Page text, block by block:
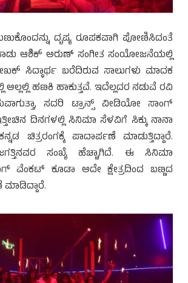
ದೃಷ್ಯ ರೂಪಕವಾಗಿ ಪೋಣಿಸಿದಂತೆ
ಆಶಿಕ್ ಅರುಣ್ ಸಂಗೀತ ಸಂಯೋಜನೆಯಲ್ಲಿ
ಸಿದ್ಧಾರ್ಥ ಬರೆದಿರುವ ಸಾಲುಗಳು ಮಾದಕ
ಹಣಕಿ ಹಾಕುತ್ತವೆ. ಇದೆಲ್ಲದರ ನಡುವೆ ರವಿ
ಸದರಿ ಟ್ರಾನ್ಸ್ ವೀಡಿಯೋ ಸಾಂಗ್
ದಿನಗಳಲ್ಲಿ ಸಿನಿಮಾ ಸೆಳವಿಗೆ ಸಿಕ್ಕು ನಾನಾ
ಚಿತ್ರರಂಗಕ್ಕೆ ಪಾದಾರ್ಪಣೆ ಮಾಡುತ್ತಿದ್ದಾರೆ.
ಸಂಖ್ಯೆ ಹೆಚ್ಚಾಗಿದೆ. ಈ ಸಿನಿಮಾ
ವೆಂಕಟ್ ಕೂಡಾ ಅದೇ ಕ್ಷೇತ್ರದಿಂದ ಬಣ್ಣದ
ಮಾಡಿದ್ದಾರೆ.